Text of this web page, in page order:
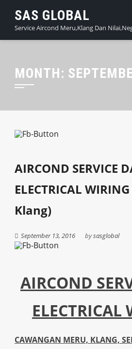
content
SAS GLOBAL
Service Aircond Meru,Klang Dan
MONTH:
AIRCOND SERVICE
ELECTRICAL
Klang)
September 13, 2016 bysasglobal
AIRCOND
ELECTRICAL
CAWANGAN MERU, KLANG,